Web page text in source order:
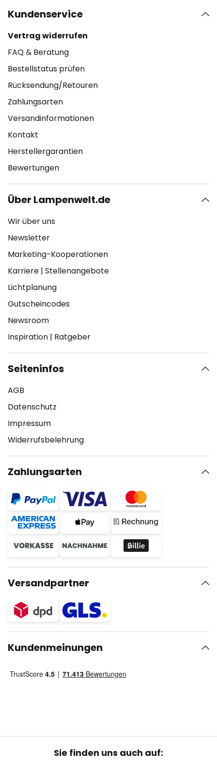
Kundenservice
Vertrag widerrufen
FAQ & Beratung
Bestellstatus prüfen
Rücksendung/Retouren
Zahlungsarten
Versandinformationen
Kontakt
Herstellergarantien
Bewertungen
Über Lampenwelt.de
Wir über uns
Newsletter
Marketing-Kooperationen
Karriere | Stellenangebote
Lichtplanung
Gutscheincodes
Newsroom
Inspiration | Ratgeber
Seiteninfos
AGB
Datenschutz
Impressum
Widerrufsbelehrung
Zahlungsarten
Versandpartner
Kundenmeinungen
Sie finden uns auch auf: